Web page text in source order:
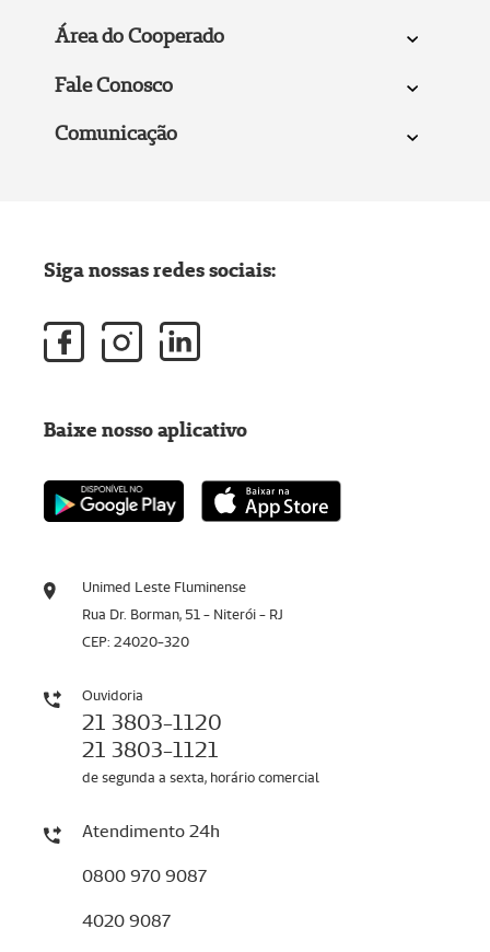
Área do Cooperado
Fale Conosco
Comunicação
Unimed Leste Fluminense
Rua Dr. Borman, 51 - Niterói - RJ
CEP: 24020-320
Ouvidoria
21 3803-1120
21 3803-1121
de segunda a sexta, horário comercial
Atendimento 24h
0800 970 9087
4020 9087
Siga nossas redes sociais:
Baixe nosso aplicativo